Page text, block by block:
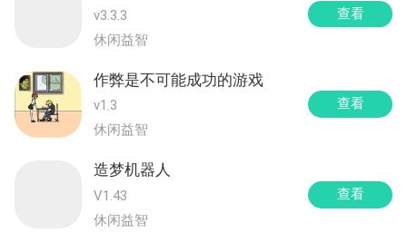
v3.3.3
休闲益智
查看
作弊是不可能成功的游戏
v1.3
休闲益智
查看
造梦机器人
V1.43
休闲益智
查看